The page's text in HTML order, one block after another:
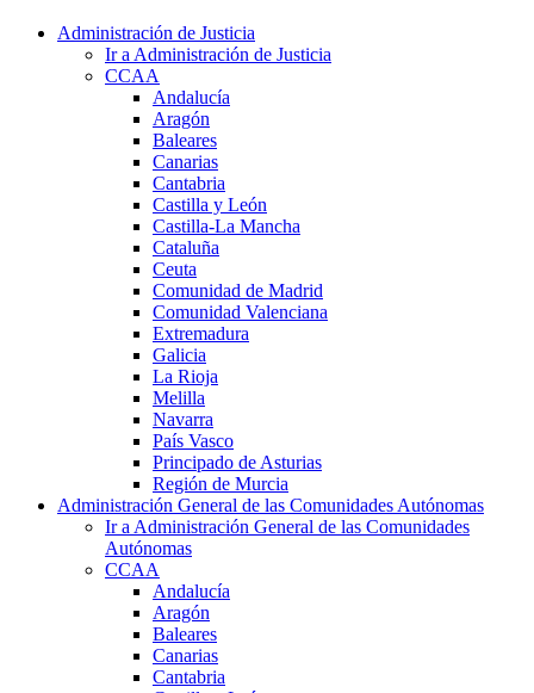
Administración de Justicia
Ir a Administración de Justicia
CCAA
Andalucía
Aragón
Baleares
Canarias
Cantabria
Castilla y León
Castilla-La Mancha
Cataluña
Ceuta
Comunidad de Madrid
Comunidad Valenciana
Extremadura
Galicia
La Rioja
Melilla
Navarra
País Vasco
Principado de Asturias
Región de Murcia
Administración General de las Comunidades Autónomas
Ir a Administración General de las Comunidades
Autónomas
CCAA
Andalucía
Aragón
Baleares
Canarias
Cantabria